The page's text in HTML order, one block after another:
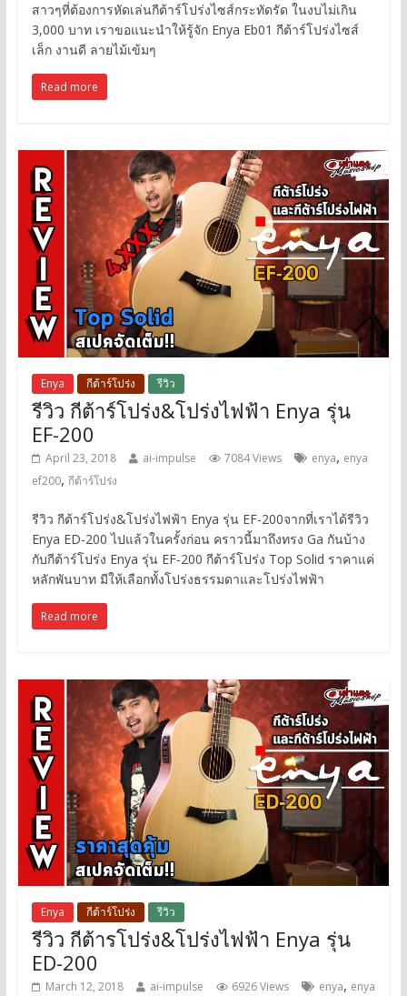
สาวๆที่ต้องการหัดเล่นกีต้าร์โปร่งไซส์กระทัดรัด ในงบไม่เกิน
3,000 บาท เราขอแนะนำให้รู้จัก Enya Eb01 กีต้าร์โปร่งไซส์
เล็ก งานดี ลายไม้เข้มๆ
Read more
Enya กีต้าร์โปร่ง รีวิว
รีวิว กีต้าร์โปร่ง&โปร่งไฟฟ้า Enya รุ่น
EF-200
April 23, 2018 ai-impulse 7084 Views enya, enya
ef200, กีต้าร์โปร่ง
รีวิว กีต้าร์โปร่ง&โปร่งไฟฟ้า Enya รุ่น EF-200จากที่เราได้รีวิว
Enya ED-200 ไปแล้วในครั้งก่อน คราวนี้มาถึงทรง Ga กันบ้าง
กับกีต้าร์โปร่ง Enya รุ่น EF-200 กีต้าร์โปร่ง Top Solid ราคาแค่
หลักพันบาท มีให้เลือกทั้งโปร่งธรรมดาและโปร่งไฟฟ้า
Read more
Enya กีต้าร์โปร่ง รีวิว
รีวิว กีต้ารโปร่ง&โปร่งไฟฟ้า Enya รุ่น
ED-200
March 12, 2018 ai-impulse 6926 Views enya, enya